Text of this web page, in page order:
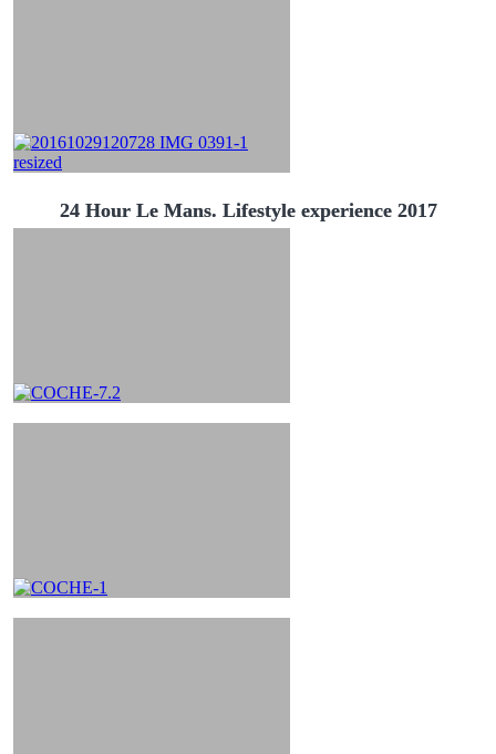
24 Hour Le Mans. Lifestyle experience 2017